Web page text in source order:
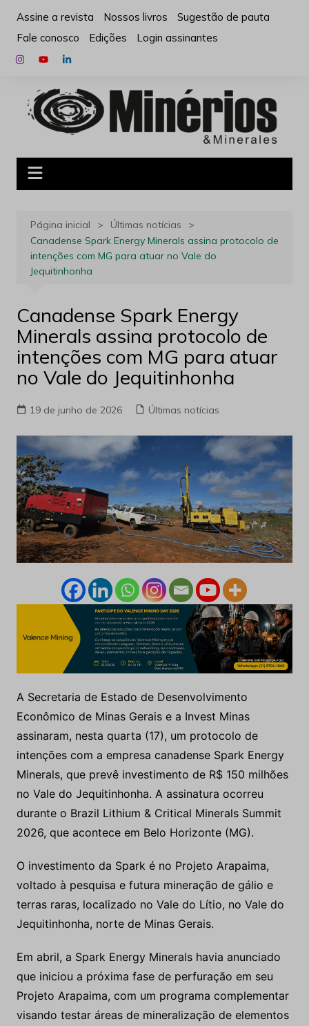
para
conteúdo
Assine a revista Nossos livros
Sugestão de pauta
Fale conosco
Edições Login assinantes
Página inicial
Últimas notícias
Canadense Spark Energy Minerals assina protocolo de
intenções com MG para atuar no Vale do
Jequitinhonha
Canadense Spark Energy
Minerals assina protocolo de
intenções com MG para atuar
no Vale do Jequitinhonha
19 de junho de 2026 Últimas notícias
A Secretaria de Estado de Desenvolvimento
Econômico de Minas Gerais e a Invest Minas
assinaram, nesta quarta (17), um protocolo de
intenções com a empresa canadense Spark Energy
Minerals, que prevê investimento de R$ 150 milhões
no Vale do Jequitinhonha. A assinatura ocorreu
durante o Brazil Lithium & Critical Minerals Summit
2026, que acontece em Belo Horizonte (MG).
O investimento da Spark é no Projeto Arapaima,
voltado à pesquisa e futura mineração de gálio e
terras raras, localizado no Vale do Lítio, no Vale do
Jequitinhonha, norte de Minas Gerais.
Em abril, a Spark Energy Minerals havia anunciado
que iniciou a próxima fase de perfuração em seu
Projeto Arapaima, com um programa complementar
visando testar áreas de mineralização de elementos